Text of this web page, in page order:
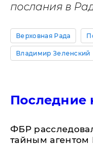
послания в
Верховная Рада
Владимир Зеленский
Последние
ФБР
тайным агентом